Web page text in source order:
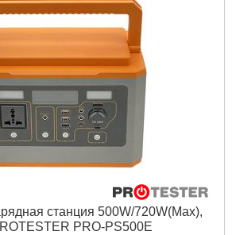
Подробнее...
станция 500W/720W(Max),
PRO-PS500E